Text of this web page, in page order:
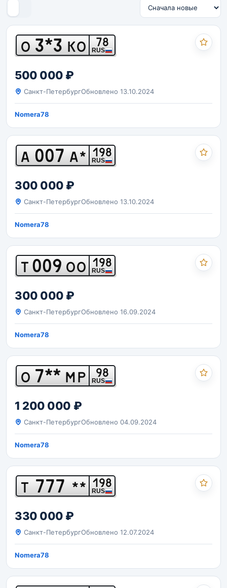
О 3*3 КО 78
RUS
500 000 ₽
Санкт-ПетербургОбновлено 13.10.2024
Nomera78
А 007 А* 198
RUS
300 000 ₽
Санкт-ПетербургОбновлено 13.10.2024
Nomera78
Т 009 ОО 198
RUS
300 000 ₽
Санкт-ПетербургОбновлено 16.09.2024
Nomera78
О 7** МР 98
RUS
1 200 000 ₽
Санкт-ПетербургОбновлено 04.09.2024
Nomera78
Т 777 ** 198
RUS
330 000 ₽
Санкт-ПетербургОбновлено 12.07.2024
Nomera78